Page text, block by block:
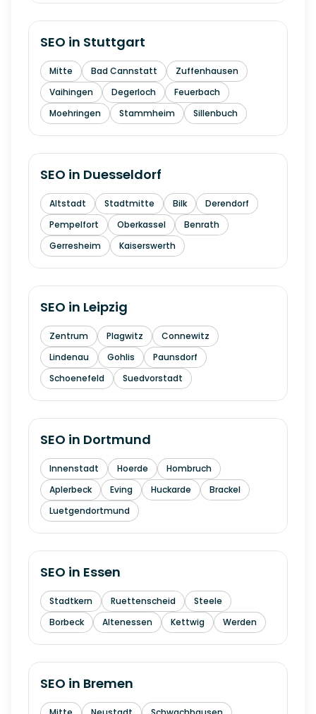
SEO in Stuttgart
Mitte Bad Cannstatt
Zuffenhausen
Vaihingen
Degerloch
Feuerbach
Moehringen
Stammheim Sillenbuch
SEO in Duesseldorf
Altstadt Stadtmitte Bilk
Derendorf
Pempelfort
Oberkassel
Benrath
Gerresheim
Kaiserswerth
SEO in Leipzig
Zentrum Plagwitz
Connewitz
Lindenau
Gohlis
Paunsdorf
Schoenefeld
Suedvorstadt
SEO in Dortmund
Innenstadt Hoerde
Hombruch
Aplerbeck
Eving Huckarde
Brackel
Luetgendortmund
SEO in Essen
Stadtkern Ruettenscheid
Steele
Borbeck
Altenessen Kettwig Werden
SEO in Bremen